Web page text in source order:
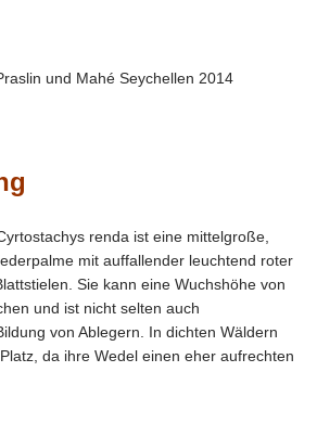
und Mahé Seychellen 2014
renda ist eine mittelgroße,
mit auffallender leuchtend roter
Sie kann eine Wuchshöhe von
und ist nicht selten auch
von Ablegern. In dichten Wäldern
da ihre Wedel einen eher aufrechten